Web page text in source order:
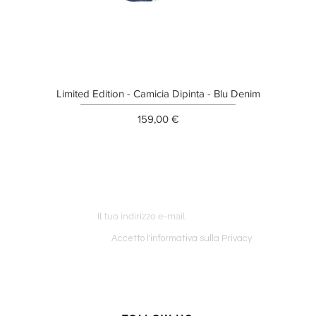
Limited Edition - Camicia Dipinta - Blu Denim
Prezzo
159,00 €
Accetto l'informativa sulla Privacy